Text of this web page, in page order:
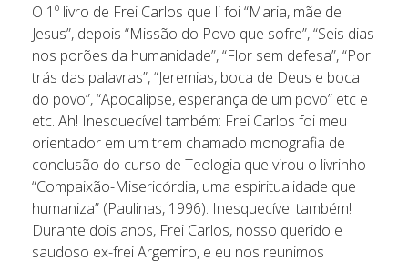
O 1º livro de Frei Carlos que li foi “Maria, mãe de
Jesus”, depois “Missão do Povo que sofre”, “Seis dias
nos porões da humanidade”, “Flor sem defesa”, “Por
trás das palavras”, “Jeremias, boca de Deus e boca
do povo”, “Apocalipse, esperança de um povo” etc e
etc. Ah! Inesquecível também: Frei Carlos foi meu
orientador em um trem chamado monografia de
conclusão do curso de Teologia que virou o livrinho
“Compaixão-Misericórdia, uma espiritualidade que
humaniza” (Paulinas, 1996). Inesquecível também!
Durante dois anos, Frei Carlos, nosso querido e
saudoso ex-frei Argemiro, e eu nos reunimos